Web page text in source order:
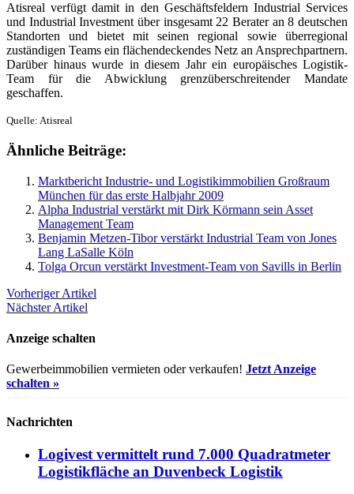
Atisreal verfügt damit in den Geschäftsfeldern Industrial Services
und Industrial Investment über insgesamt 22 Berater an 8 deutschen
Standorten und bietet mit seinen regional sowie überregional
zuständigen Teams ein flächendeckendes Netz an Ansprechpartnern.
Darüber hinaus wurde in diesem Jahr ein europäisches Logistik-
Team für die Abwicklung grenzüberschreitender Mandate
geschaffen.
Quelle: Atisreal
Ähnliche Beiträge:
Marktbericht Industrie- und Logistikimmobilien Großraum
München für das erste Halbjahr 2009
Alpha Industrial verstärkt mit Dirk Körmann sein Asset
Management Team
Benjamin Metzen-Tibor verstärkt Industrial Team von Jones
Lang LaSalle Köln
Tolga Orcun verstärkt Investment-Team von Savills in Berlin
Vorheriger Artikel
Nächster Artikel
Anzeige schalten
Gewerbeimmobilien vermieten oder verkaufen! Jetzt Anzeige
schalten »
Nachrichten
Logivest vermittelt rund 7.000 Quadratmeter
Logistikfläche an Duvenbeck Logistik